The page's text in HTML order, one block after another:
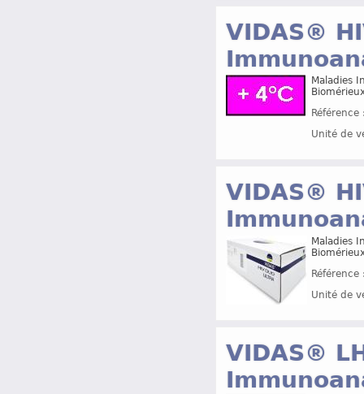
VIDAS®
Maladies
Unité de
VIDAS®
Maladies
Unité de
VIDAS®